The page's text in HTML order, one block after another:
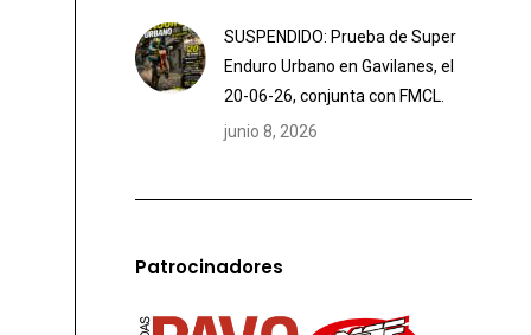
SUSPENDIDO: Prueba de Super
Enduro Urbano en Gavilanes, el
20-06-26, conjunta con FMCL.
junio 8, 2026
Patrocinadores